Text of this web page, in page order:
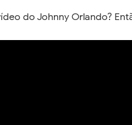
do Johnny Orlando?